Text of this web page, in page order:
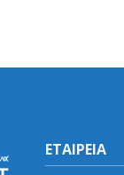
ΕΤΑΙΡΕΙΑ